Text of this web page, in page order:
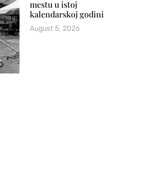
mestu u istoj
kalendarskoj godini
August 5, 2026